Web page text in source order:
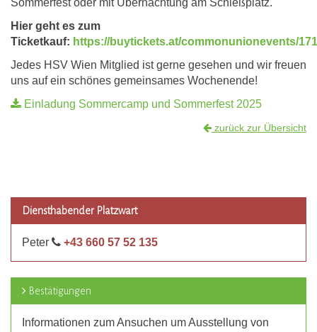
Sommerfest oder mit Übernachtung am Schießplatz.
Hier geht es zum
Ticketkauf: https://buytickets.at/commonunionevents/
Jedes HSV Wien Mitglied ist gerne gesehen und wir freuen
uns auf ein schönes gemeinsames Wochenende!
Einladung Sommercamp und Sommerfest 2025
zurück zur Übersicht
Diensthabender Platzwart
Peter +43 660 57 52 135
Bestätigungen
Informationen zum Ansuchen um Ausstellung von